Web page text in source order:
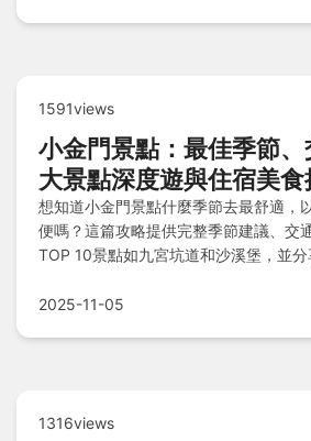
1591views
小金門景點：最佳季節
大景點深度遊與住宿美食
想知道小金門景點什麼季節去最舒適，
便嗎？這篇攻略提供完整季節建議、交
TOP 10景點如九宮坑道和沙溪堡，並
劃，加上花費公開與注意事項，讓你輕
2025-11-05
1316views